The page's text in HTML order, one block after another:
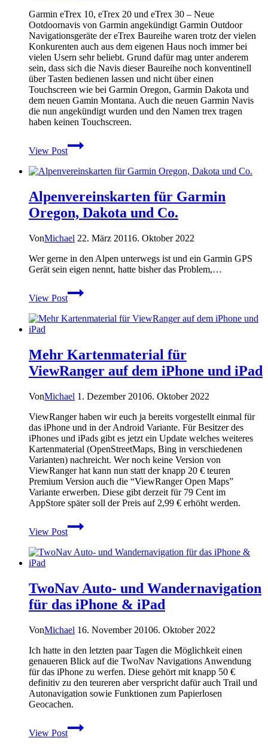
Garmin eTrex 10, eTrex 20 und eTrex 30 – Neue
Ootdoornavis von Garmin angekündigt Garmin Outdoor
Navigationsgeräte der eTrex Baureihe waren trotz der vielen
Konkurenten auch aus dem eigenen Haus noch immer bei
vielen Usern sehr beliebt. Grund dafür mag unter anderem
sein, dass sich die Navis dieser Baureihe noch konventinell
über Tasten bedienen lassen und nicht über einen
Touchscreen wie bei Garmin Oregon, Garmin Dakota und
dem neuen Gamin Montana. Auch die neuen Garmin Navis
die nun angekündigt wurden und den Namen trex tragen
haben keinen Touchscreen.
View Post
Garmin
eTrex
eTrex
und
eTrex
30
Neue
von
Garmin
Alpenvereinskarten für Garmin
Oregon, Dakota und Co.
VonMichael 22. März 20116. Oktober 2022
Wer gerne in den Alpen unterwegs ist und ein Garmin GPS
Gerät sein eigen nennt, hatte bisher das Problem,…
View Post
Alpenvereinskarten
für
Oregon,
Co.
Mehr Kartenmaterial für
ViewRanger auf dem iPhone und iPad
VonMichael 1. Dezember 20106. Oktober 2022
ViewRanger haben wir euch ja bereits vorgestellt einmal für
das iPhone und in der Android Variante. Für Besitzer des
iPhones und iPads gibt es jetzt ein Update welches weiteres
Kartenmaterial (OpenStreetMaps, Bing in verschiedenen
Varianten) nachreicht. Wer noch keine Version von
ViewRanger hat kann nun statt der knapp 20 € teuren
Premium Version auch die “ViewRanger Open Maps”
Variante erwerben. Diese gibt derzeit für 79 Cent im
AppStore später soll der Preis auf 2,99 € erhöht werden.
View Post
Mehr
Kartenmaterial
ViewRanger
iPhone
und
iPad
TwoNav Auto- und Wandernavigation
für das iPhone & iPad
VonMichael 16. November 20106. Oktober 2022
Ich hatte in den letzten paar Tagen die Möglichkeit einen
genaueren Blick auf die TwoNav Navigations Anwendung
für das iPhone zu werfen. Diese gehört mit knapp 50 €
definitiv zu den teureren aber verspricht dafür auch Trail und
Autonavigation sowie Funktionen zum Papierlosen
Geocachen.
View Post
TwoNav
Auto-